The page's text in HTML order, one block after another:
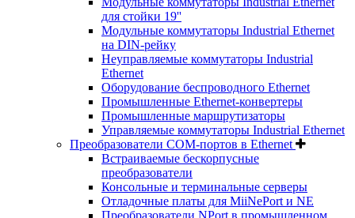
для стойки 19''
Модульные коммутаторы Industrial Ethernet
на DIN-рейку
Неуправляемые коммутаторы Industrial
Ethernet
Оборудование беспроводного Ethernet
Промышленные Ethernet-конвертеры
Промышленные маршрутизаторы
Управляемые коммутаторы Industrial Ethernet
Преобразователи COM-портов в Ethernet
Встраиваемые бескорпусные
преобразователи
Консольные и терминальные серверы
Отладочные платы для MiiNePort и NE
Преобразователи NPort в промышленном